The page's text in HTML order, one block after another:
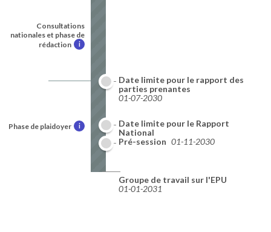
Consultations
nationales et phase de
rédaction
i
Phase de plaidoyer i
Date limite pour le rapport des
parties prenantes
01-07-2030
Date limite pour le Rapport
National
01-10-2030
Pré-session 01-11-2030
Groupe de travail sur l'EPU
01-01-2031